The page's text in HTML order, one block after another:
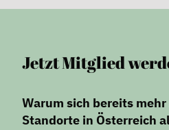
Jetzt Mitglied
Warum sich bereits
Standorte in Österreich